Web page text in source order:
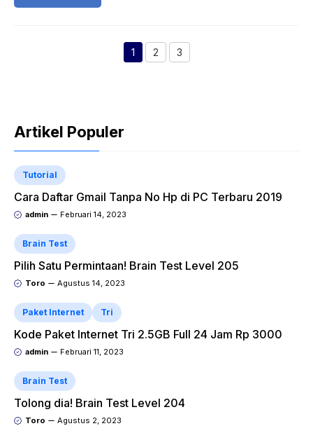
Halaman
1 Halaman
2 3
Artikel Populer
Tutorial
Cara Daftar Gmail Tanpa No Hp di PC Terbaru 2019
admin Februari 14, 2023
Brain Test
Pilih Satu Permintaan! Brain Test Level 205
Toro Agustus 14, 2023
Paket Internet Tri
Kode Paket Internet Tri 2.5GB Full 24 Jam Rp 3000
admin Februari 11, 2023
Brain Test
Tolong dia! Brain Test Level 204
Toro Agustus 2, 2023